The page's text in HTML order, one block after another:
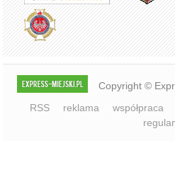
Copyright ©
RSS
reklama współpraca